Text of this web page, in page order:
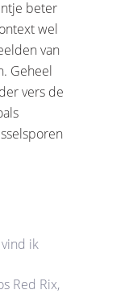
beter
wel
van
Geheel
vers de
ik
Red Rix,